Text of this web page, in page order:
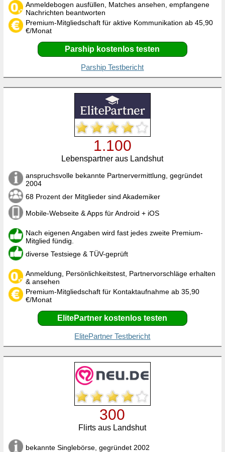
Anmeldebogen ausfüllen, Matches ansehen, empfangene
Nachrichten beantworten
Premium-Mitgliedschaft für aktive Kommunikation ab 45,90
€/Monat
Parship kostenlos testen
Parship Testbericht
1.100
Lebenspartner aus Landshut
anspruchsvolle bekannte Partnervermittlung, gegründet
2004
68 Prozent der Mitglieder sind Akademiker
Mobile-Webseite & Apps für Android + iOS
Nach eigenen Angaben wird fast jedes zweite Premium-
Mitglied fündig.
diverse Testsiege & TÜV-geprüft
Anmeldung, Persönlichkeitstest, Partnervorschläge erhalten
& ansehen
Premium-Mitgliedschaft für Kontaktaufnahme ab 35,90
€/Monat
ElitePartner kostenlos testen
ElitePartner Testbericht
300
Flirts aus Landshut
bekannte Singlebörse, gegründet 2002